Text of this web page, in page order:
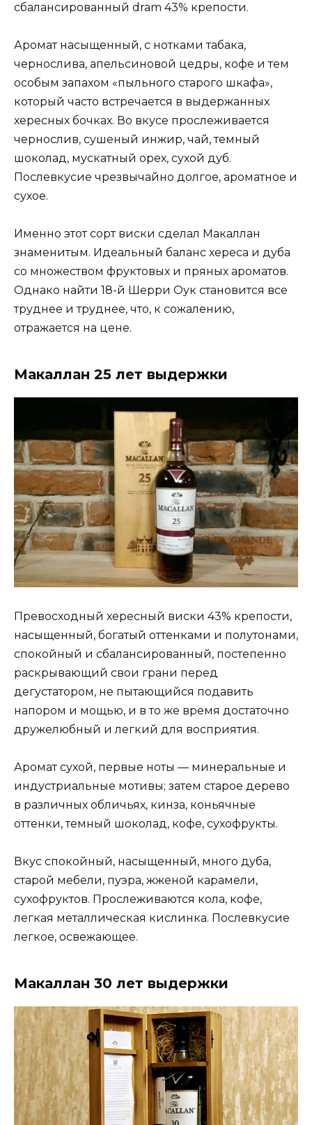
сбалансированный dram 43% крепости.
Аромат насыщенный, с нотками табака,
чернослива, апельсиновой цедры, кофе и тем
особым запахом «пыльного старого шкафа»,
который часто встречается в выдержанных
хересных бочках. Во вкусе прослеживается
чернослив, сушеный инжир, чай, темный
шоколад, мускатный орех, сухой дуб.
Послевкусие чрезвычайно долгое, ароматное и
сухое.
Именно этот сорт виски сделал Макаллан
знаменитым. Идеальный баланс хереса и дуба
со множеством фруктовых и пряных ароматов.
Однако найти 18-й Шерри Оук становится все
труднее и труднее, что, к сожалению,
отражается на цене.
Макаллан 25 лет выдержки
Превосходный хересный виски 43% крепости,
насыщенный, богатый оттенками и полутонами,
спокойный и сбалансированный, постепенно
раскрывающий свои грани перед
дегустатором, не пытающийся подавить
напором и мощью, и в то же время достаточно
дружелюбный и легкий для восприятия.
Аромат сухой, первые ноты — минеральные и
индустриальные мотивы; затем старое дерево
в различных обличьях, кинза, коньячные
оттенки, темный шоколад, кофе, сухофрукты.
Вкус спокойный, насыщенный, много дуба,
старой мебели, пуэра, жженой карамели,
сухофруктов. Прослеживаются кола, кофе,
легкая металлическая кислинка. Послевкусие
легкое, освежающее.
Макаллан 30 лет выдержки